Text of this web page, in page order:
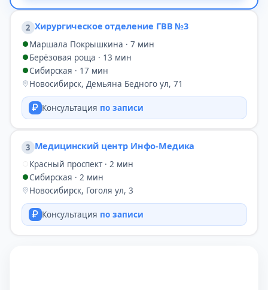
2 Хирургическое отделение ГВВ №3
Маршала Покрышкина · 7 мин
Берёзовая роща · 13 мин
Сибирская · 17 мин
Новосибирск, Демьяна Бедного ул, 71
Консультация по записи
3 Медицинский центр Инфо-Медика
Красный проспект · 2 мин
Сибирская · 2 мин
Новосибирск, Гоголя ул, 3
Консультация по записи